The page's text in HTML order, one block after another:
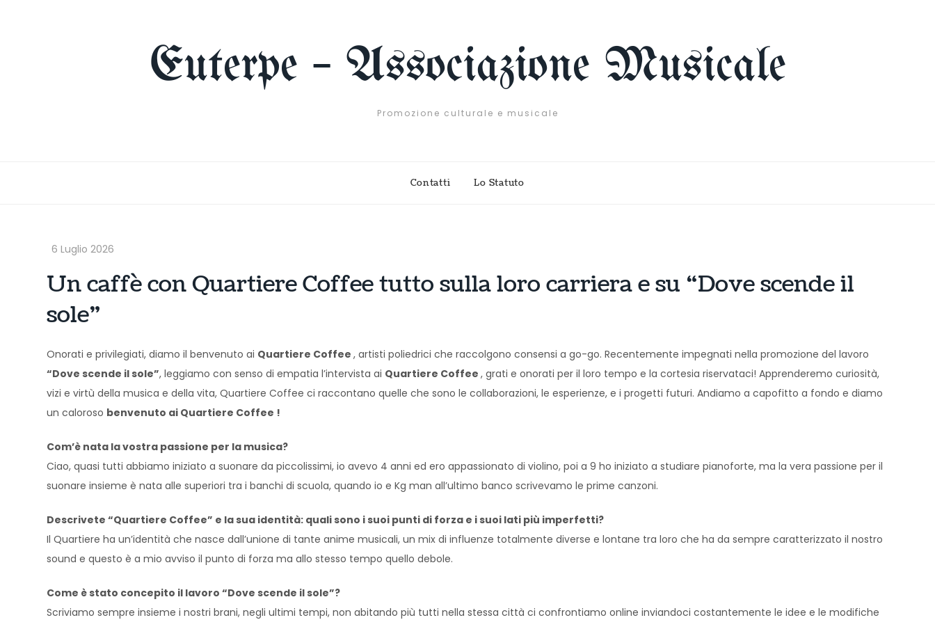
Euterpe – Associazione Musicale
Promozione culturale e musicale
Contatti Lo Statuto
Un caffè con Quartiere Coffee tutto sulla loro carriera e su “Dove scende il
sole”
Onorati e privilegiati, diamo il benvenuto ai Quartiere Coffee, artisti poliedrici che raccolgono consensi a go-go. Recentemente impegnati nella promozione del lavoro
“Dove scende il sole”, leggiamo con senso di empatia l’intervista ai Quartiere Coffee, grati e onorati per il loro tempo e la cortesia riservataci! Apprenderemo curiosità,
vizi e virtù della musica e della vita, Quartiere Coffee ci raccontano quelle che sono le collaborazioni, le esperienze, e i progetti futuri. Andiamo a capofitto a fondo e diamo
un caloroso benvenuto ai Quartiere Coffee !
Com’è nata la vostra passione per la musica?
Ciao, quasi tutti abbiamo iniziato a suonare da piccolissimi, io avevo 4 anni ed ero appassionato di violino, poi a 9 ho iniziato a studiare pianoforte, ma la vera passione per il
suonare insieme è nata alle superiori tra i banchi di scuola, quando io e Kg man all’ultimo banco scrivevamo le prime canzoni.
Descrivete “Quartiere Coffee” e la sua identità: quali sono i suoi punti di forza e i suoi lati più imperfetti?
Il Quartiere ha un’identità che nasce dall’unione di tante anime musicali, un mix di influenze totalmente diverse e lontane tra loro che ha da sempre caratterizzato il nostro
sound e questo è a mio avviso il punto di forza ma allo stesso tempo quello debole.
Come è stato concepito il lavoro “Dove scende il sole”?
Scriviamo sempre insieme i nostri brani, negli ultimi tempi, non abitando più tutti nella stessa città ci confrontiamo online inviandoci costantemente le idee e le modifiche